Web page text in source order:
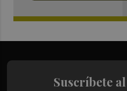
Suscríbete